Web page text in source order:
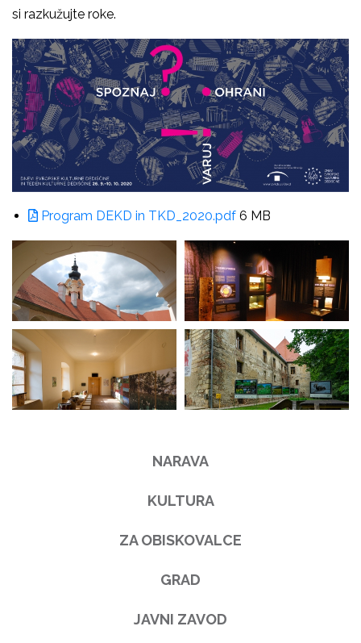
si razkužujte roke.
Program DEKD in TKD_2020.pdf 6 MB
NARAVA
KULTURA
ZA OBISKOVALCE
GRAD
JAVNI ZAVOD